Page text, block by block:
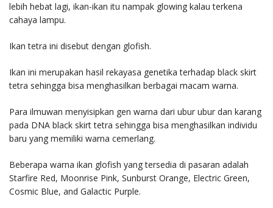
lebih hebat lagi, ikan-ikan itu nampak glowing kalau terkena
cahaya lampu.
Ikan tetra ini disebut dengan glofish.
Ikan ini merupakan hasil rekayasa genetika terhadap black skirt
tetra sehingga bisa menghasilkan berbagai macam warna.
Para ilmuwan menyisipkan gen warna dari ubur ubur dan karang
pada DNA black skirt tetra sehingga bisa menghasilkan individu
baru yang memiliki warna cemerlang.
Beberapa warna ikan glofish yang tersedia di pasaran adalah
Starfire Red, Moonrise Pink, Sunburst Orange, Electric Green,
Cosmic Blue, and Galactic Purple.